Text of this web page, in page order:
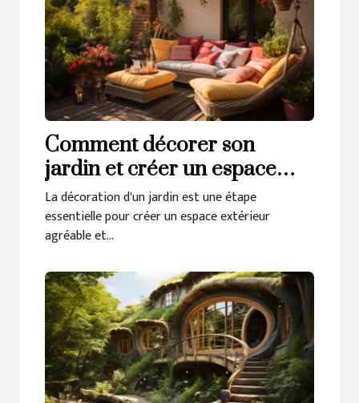
Comment décorer son
jardin et créer un espace
extérieur accueillant ?
La décoration d'un jardin est une étape
essentielle pour créer un espace extérieur
agréable et...